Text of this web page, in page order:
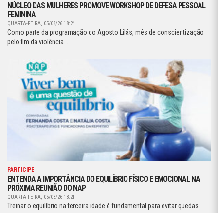
NÚCLEO DAS MULHERES PROMOVE WORKSHOP DE DEFESA PESSOAL
FEMININA
QUARTA-FEIRA, 05/08/26 18:24
Como parte da programação do Agosto Lilás, mês de conscientização
pelo fim da violência ...
PARTICIPE
ENTENDA A IMPORTÂNCIA DO EQUILÍBRIO FÍSICO E EMOCIONAL NA
PRÓXIMA REUNIÃO DO NAP
QUARTA-FEIRA, 05/08/26 18:21
Treinar o equilíbrio na terceira idade é fundamental para evitar quedas